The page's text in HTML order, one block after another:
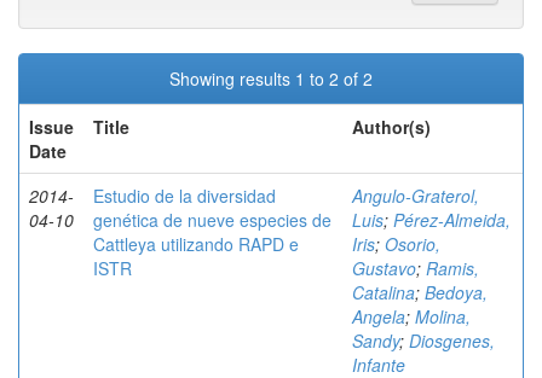
Showing results 1 to 2 of 2
Issue
Date
Title Author(s)
2014-
04-10
Estudio de la diversidad
genética de nueve especies de
Cattleya utilizando RAPD e
ISTR
Angulo-Graterol,
Luis; Pérez-Almeida,
Iris; Osorio,
Gustavo; Ramis,
Catalina; Bedoya,
Angela; Molina,
Sandy; Diosgenes,
Infante